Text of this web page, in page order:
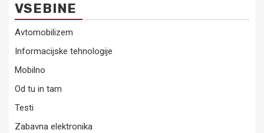
VSEBINE
Avtomobilizem
Informacijske tehnologije
Mobilno
Od tu in tam
Testi
Zabavna elektronika